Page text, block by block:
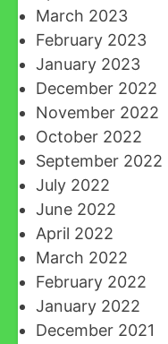
March 2023
February 2023
January 2023
December 2022
November 2022
October 2022
September 2022
July 2022
June 2022
April 2022
March 2022
February 2022
January 2022
December 2021